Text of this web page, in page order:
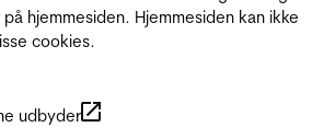
hjemmesiden. Hjemmesiden kan ikke
cookies.
udbyder